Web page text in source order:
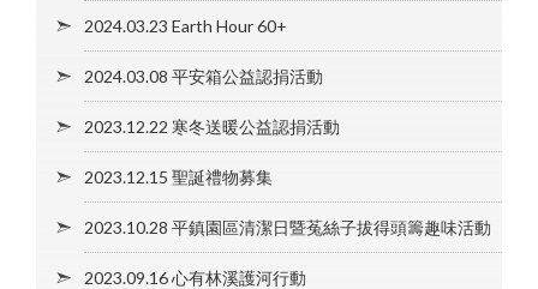
2024.03.23 Earth Hour 60+
2024.03.08 平安箱公益認捐活動
2023.12.22 寒冬送暖公益認捐活動
2023.12.15 聖誕禮物募集
2023.10.28 平鎮園區清潔日暨菟絲子拔得頭籌趣味活動
2023.09.16 心有林溪護河行動